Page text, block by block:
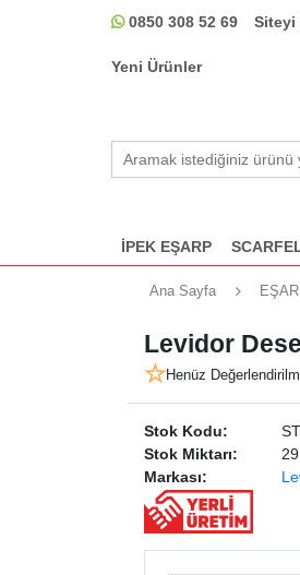
0850 308 52 69 Siteyi
Yeni Ürünler
İPEK EŞARP
Ana Sayfa
Levidor
Henüz
Stok Kodu:
Stok Miktarı:
Markası: